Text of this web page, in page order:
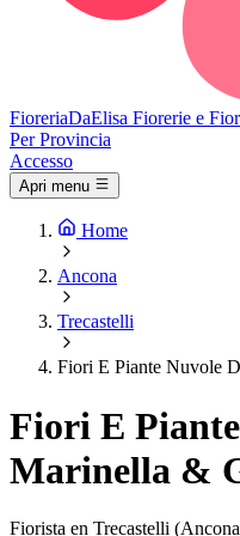
FioreriaDaElisa Fiorerie e
Per Provincia
Accesso
Apri menu
Home
Ancona
Trecastelli
Fiori E Piante Nuvole
Fiori E
Marinella &
Fiorista en Trecastelli